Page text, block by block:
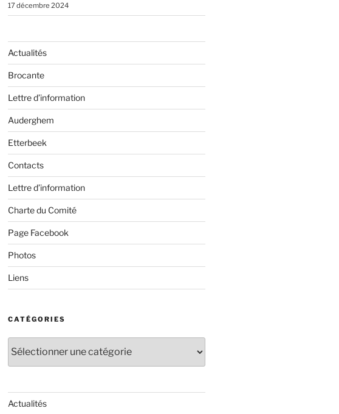
17 décembre 2024
Actualités
Brocante
Lettre d’information
Auderghem
Etterbeek
Contacts
Lettre d’information
Charte du Comité
Page Facebook
Photos
Liens
CATÉGORIES
Actualités